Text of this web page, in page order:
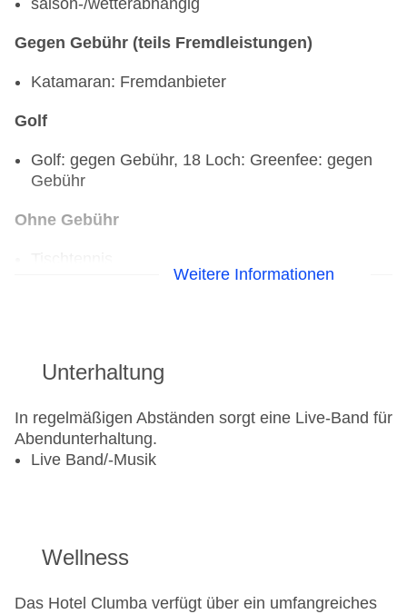
saison-/wetterabhängig
Gegen Gebühr (teils Fremdleistungen)
Katamaran: Fremdanbieter
Golf
Golf: gegen Gebühr, 18 Loch: Greenfee: gegen
Gebühr
Ohne Gebühr
Weitere Informationen
Unterhaltung
In regelmäßigen Abständen sorgt eine Live-Band für
Abendunterhaltung.
Live Band/-Musik
Wellness
Das Hotel Clumba verfügt über ein umfangreiches